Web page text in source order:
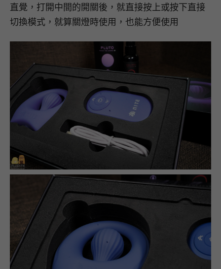
直覺，打開中間的開關後，就直接按上或按下直接
切換模式，就算關燈時使用，也能方便使用